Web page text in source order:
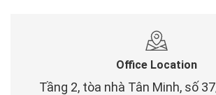
Office Location
Tầng 2, tòa nhà Tân Minh, số